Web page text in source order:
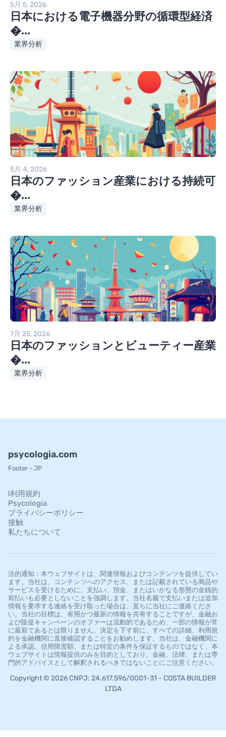
5月 5, 2026
日本における電子機器分野の循環型経済
�...
業界分析
5月 4, 2026
日本のファッション産業における持続可
�...
業界分析
7月 25, 2026
日本のファッションとビューティー産業
�...
業界分析
psycologia.com
Footer - JP
l利用規約
Psycologia
プライバシーポリシー
接触
私たちについて
法的通知：本ウェブサイトは、関連情報およびコンテンツを提供してい
ます。当社は、コンテンツへのアクセス、または記載されている商品や
サービスを受けるために、支払い、預金、またはいかなる形態の金銭的
前払いも必要としないことを強調します。当社名義で支払いまたは追加
情報を要求する連絡を受け取った場合は、直ちに当社にご連絡くださ
い。当社の目標は、有用かつ最新の情報を共有することですが、金融お
よび販促キャンペーンのオファーは流動的であるため、一部の情報が常
に最新であるとは限りません。決定を下す前に、すべての詳細、利用規
約を金融機関に直接確認することをお勧めします。当社は、金融機関に
よる承認、信用限度額、または特定の条件を保証するものではなく、本
ウェブサイトは情報提供のみを目的としており、金融、法律、または専
門的アドバイスとして解釈されるべきではないことにご注意ください。
Copyright © 2026 CNPJ: 24.617.596/0001-31 - COSTA BUILDER
LTDA